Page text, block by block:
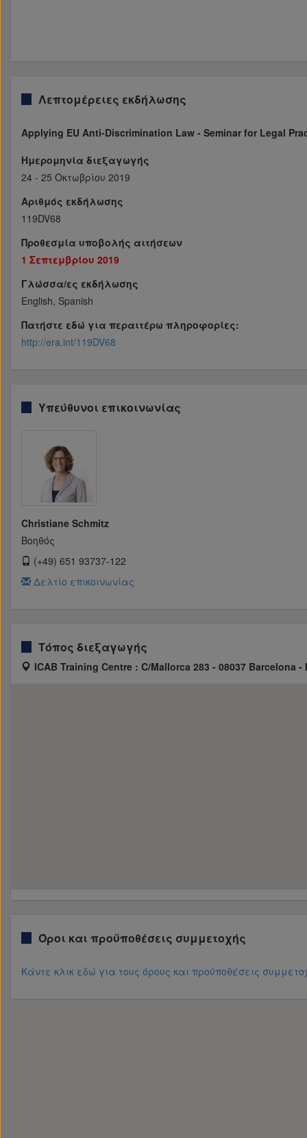
Λεπτομέρειες εκδήλωσης
Applying EU Anti-Discrimination Law - Seminar for Legal
Ημερομηνία διεξαγωγής
24 - 25 Οκτωβρίου 2019
Αριθμός εκδήλωσης
119DV68
Προθεσμία υποβολής αιτήσεων
1 Σεπτεμβρίου 2019
Γλώσσα/ες εκδήλωσης
English, Spanish
Πατήστε εδώ για περαιτέρω πληροφορίες:
http://era.int/119DV68
Υπεύθυνοι επικοινωνίας
Christiane Schmitz
Βοηθός
(+49) 651 93737-122
Δελτίο επικοινωνίας
Τόπος διεξαγωγής
ICAB Training Centre : C/Mallorca 283 - 08037 Barcelona -
Όροι και προϋποθέσεις συμμετοχής
Κάντε κλικ εδώ για τους όρους και προϋποθέσεις